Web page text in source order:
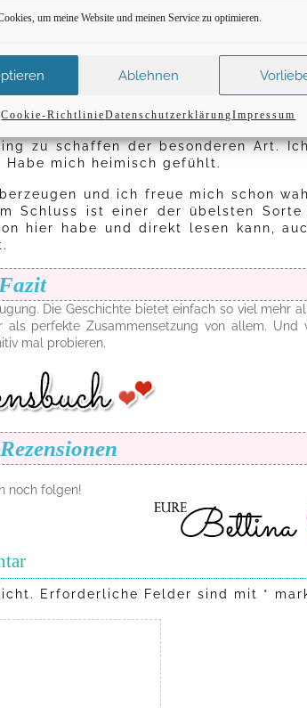
um meine Website und meinen Service zu optimieren.
Ablehnen
Cookie-RichtlinieDatenschutzerklärungImpressum
wieder geboten. Von
dabei. Diese Reihe hat meines
und sie hat eine starke
kurz reinlesen ist einfach nicht
seeeeeeeeehr viel Zeit nehmen
zu schaffen der besonderen Art.
mich heimisch gefühlt.
und ich freue mich schon
Schluss ist einer der übelsten Sorte
hier habe und direkt lesen kann,
Fazit
Die Geschichte bietet einfach so viel mehr
als perfekte Zusammensetzung von allem. Und
mal probieren.
noch folgen!
Erforderliche Felder sind mit *